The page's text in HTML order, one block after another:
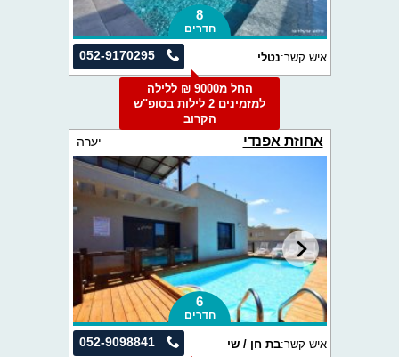
8
חדרים
052-9170295 איש קשר:נטלי
החל מ9000 ₪ ללילה
למזמינים 2 לילות בסופ"ש
הקרוב
אחוזת אפנדי יערה
6
חדרים
052-9098841 איש קשר:בת חן / שי